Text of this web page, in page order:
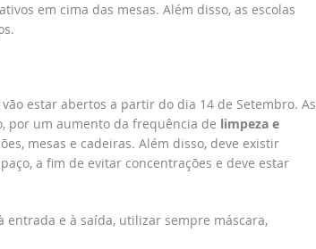
em cima das mesas. Além disso, as escolas
estar abertos a partir do dia 14 de Setembro. As
por um aumento da frequência de limpeza e
mesas e cadeiras. Além disso, deve existir
a fim de evitar concentrações e deve estar
entrada e à saída, utilizar sempre máscara,